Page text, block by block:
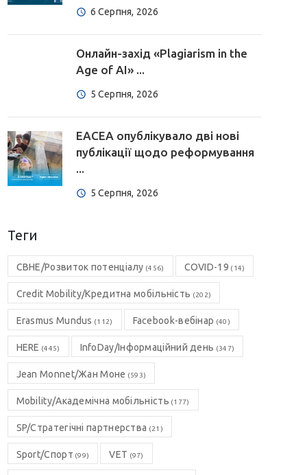
6 Серпня, 2026
Онлайн-захід «Plagiarism in the
Age of AI» ...
5 Серпня, 2026
EACEA опублікувало дві нові
публікації щодо реформування
...
5 Серпня, 2026
Теги
CBHE/Розвиток потенціалу (456) COVID-19 (14)
Credit Mobility/Кредитна мобільність (202)
Erasmus Mundus (112) Facebook-вебінар (40)
HERE (445) InfoDay/Інформаційний день (347)
Jean Monnet/Жан Моне (593)
Mobility/Академічна мобільність (177)
SP/Стратегічні партнерства (21)
Sport/Спорт (99) VET (97)